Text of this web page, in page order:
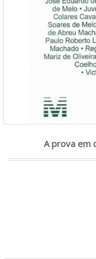
A prova em